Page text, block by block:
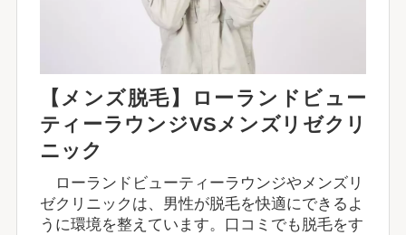
【メンズ脱毛】ローランドビュー
ティーラウンジVSメンズリゼクリ
ニック
ローランドビューティーラウンジやメンズリ
ゼクリニックは、男性が脱毛を快適にできるよ
うに環境を整えています。口コミでも脱毛をす